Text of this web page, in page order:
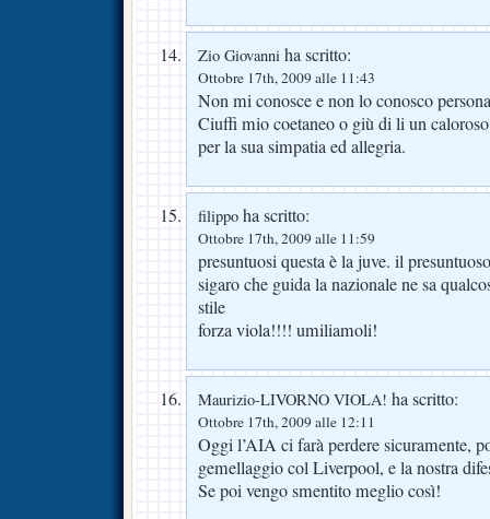
Zio Giovanni ha scritto:
Ottobre 17th, 2009 alle 11:43
Non mi conosce e non lo conosco
Ciuffi mio coetaneo o giù di li un
per la sua simpatia ed allegria.
filippo ha scritto:
Ottobre 17th, 2009 alle 11:59
presuntuosi questa è la juve. il
sigaro che guida la nazionale ne sa
stile
forza viola!!!! umiliamoli!
Maurizio-LIVORNO VIOLA! ha scritto:
Ottobre 17th, 2009 alle 12:11
Oggi l’AIA ci farà perdere sicuramente,
gemellaggio col Liverpool, e la nostra
Se poi vengo smentito meglio così!